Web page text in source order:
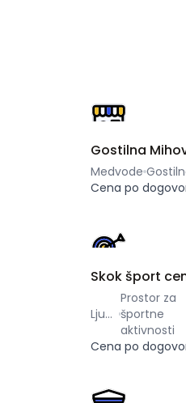
Gostilna
Medvode
Cena po
Skok šport
Ljubljana
Prostor za
športne
aktivnosti
Cena po